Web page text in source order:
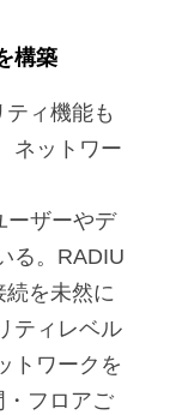
構築
ィ機能も
ネットワー
ーザーやデ
る。RADIU
を未然に
ティレベル
トワークを
フロアご